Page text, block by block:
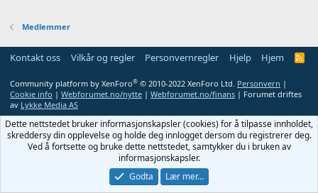
Medlemmer
Kontakt oss Vilkår og regler Personvernregler Hjelp Hjem
R
Community platform by XenForo® © 2010-2022 XenForo Ltd. Personvern |
Cookie info | Webforumet.no/nytte | Webforumet.no/finans | Forumet driftes
av Lykke Media AS
Dette nettstedet bruker informasjonskapsler (cookies) for å tilpasse innholdet,
skreddersy din opplevelse og holde deg innlogget dersom du registrerer deg.
Ved å fortsette og bruke dette nettstedet, samtykker du i bruken av
informasjonskapsler.
Godta
Lær mer…